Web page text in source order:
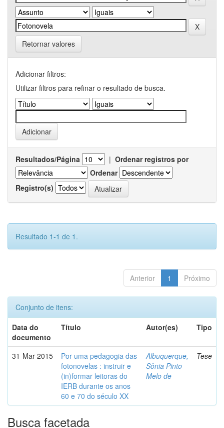
Retornar valores
Adicionar filtros:
Utilizar filtros para refinar o resultado de busca.
Resultados/Página | Ordenar registros por
Ordenar
Registro(s)
Resultado 1-1 de 1.
Anterior 1 Próximo
Conjunto de itens:
Data do
documento
Título Autor(es) Tipo
31-Mar-2015
Por uma pedagogia das
fotonovelas : instruir e
(in)formar leitoras do
IERB durante os anos
60 e 70 do século XX
Albuquerque,
Sônia Pinto
Melo de
Tese
Busca facetada